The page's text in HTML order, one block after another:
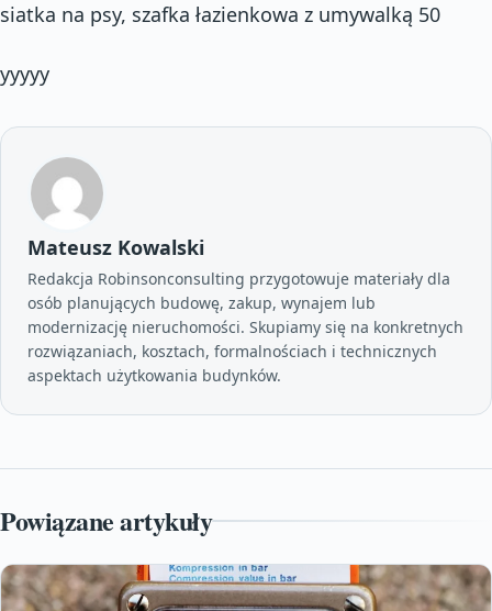
siatka na psy, szafka łazienkowa z umywalką 50
yyyyy
Mateusz Kowalski
Redakcja Robinsonconsulting przygotowuje materiały dla
osób planujących budowę, zakup, wynajem lub
modernizację nieruchomości. Skupiamy się na konkretnych
rozwiązaniach, kosztach, formalnościach i technicznych
aspektach użytkowania budynków.
Powiązane artykuły